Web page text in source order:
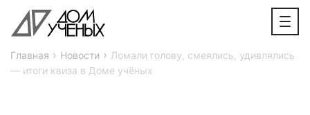
Главная › Новости › Ломали голову, смеялись, удивлялись
— итоги квиза в Доме учёных